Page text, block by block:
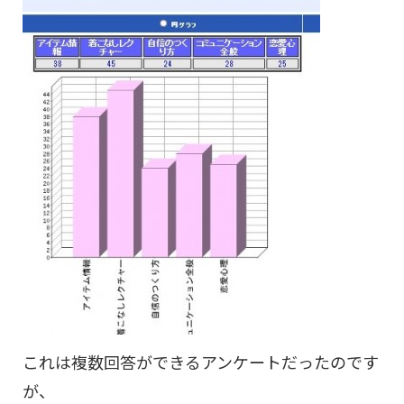
これは複数回答ができるアンケートだったのです
が、